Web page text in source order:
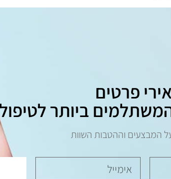
פרטים
ביותר
המבצעים וההטבות השוות